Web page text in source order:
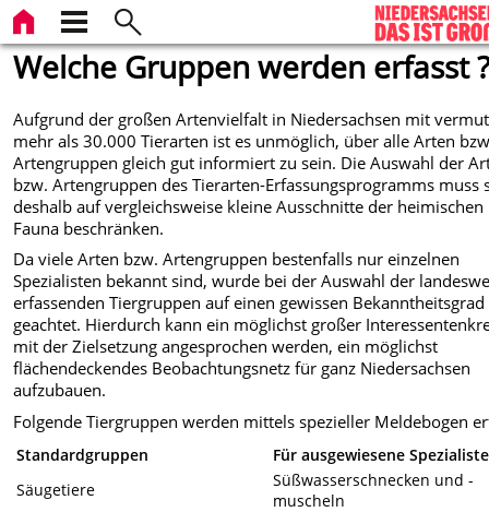
Welche Gruppen werden erfasst
Aufgrund der großen Artenvielfalt in Niedersachsen mit
mehr als 30.000 Tierarten ist es unmöglich, über alle Arten
Artengruppen gleich gut informiert zu sein. Die Auswahl der
bzw. Artengruppen des Tierarten-Erfassungsprogramms muss
deshalb auf vergleichsweise kleine Ausschnitte der heimischen
Fauna beschränken.
Da viele Arten bzw. Artengruppen bestenfalls nur einzelnen
Spezialisten bekannt sind, wurde bei der Auswahl der
erfassenden Tiergruppen auf einen gewissen Bekanntheitsgrad
geachtet. Hierdurch kann ein möglichst großer
mit der Zielsetzung angesprochen werden, ein möglichst
flächendeckendes Beobachtungsnetz für ganz Niedersachsen
aufzubauen.
Folgende Tiergruppen werden mittels spezieller Meldebogen
Standardgruppen
Für ausgewiesene
Säugetiere
Süßwasserschnecken und -
muscheln